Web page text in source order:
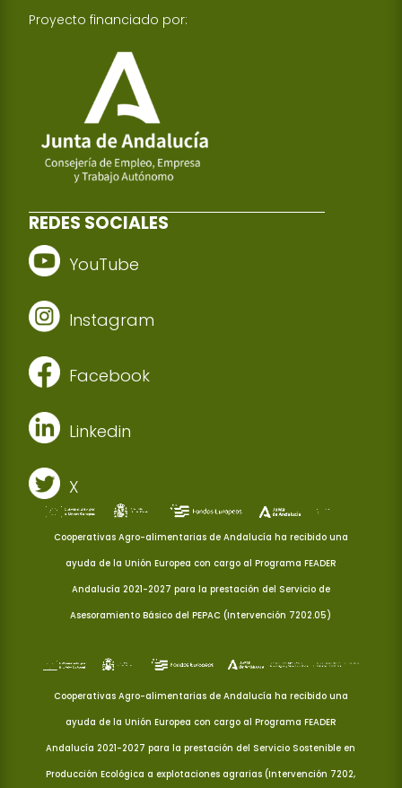
Proyecto financiado por:
REDES SOCIALES
YouTube
Instagram
Facebook
Linkedin
X
Cooperativas Agro-alimentarias de Andalucía ha recibido una
ayuda de la Unión Europea con cargo al Programa FEADER
Andalucía 2021-2027 para la prestación del Servicio de
Asesoramiento Básico del PEPAC (Intervención 7202.05)
Cooperativas Agro-alimentarias de Andalucía ha recibido una
ayuda de la Unión Europea con cargo al Programa FEADER
Andalucía 2021-2027 para la prestación del Servicio Sostenible en
Producción Ecológica a explotaciones agrarias (Intervención 7202,